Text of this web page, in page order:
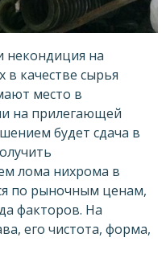
некондиция на
качестве сырья
место в
на прилегающей
будет сдача в
лома нихрома в
по рыночным ценам,
факторов. На
его чистота, форма,